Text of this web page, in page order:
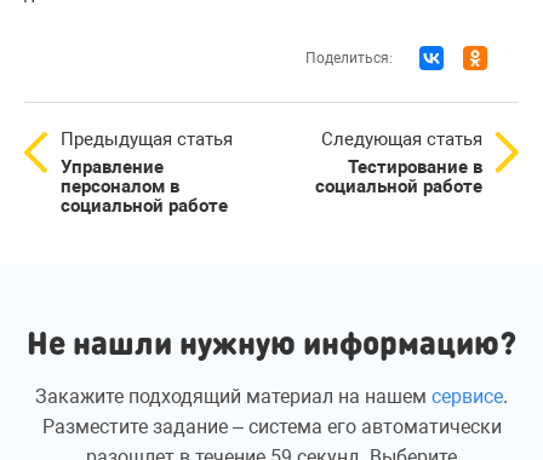
Поделиться:
Предыдущая статья
Управление
персоналом в
социальной работе
Следующая статья
Тестирование в
социальной работе
Не нашли нужную информацию?
Закажите подходящий материал на нашем сервисе.
Разместите задание – система его автоматически